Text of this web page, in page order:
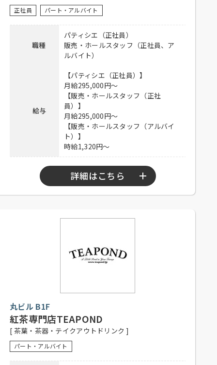
【正社員】
服貸与、交通費全額支給
【アルバイト】
社員登用有り、社保完備、食事付
き、制服貸与、交通費全額支給
電話連絡後、履歴書持参のうえ、ご
来店ください。
連絡先 03-6551-2899 担当：新城
正社員 パート・アルバイト
職種
パティシエ（正社員）
販売・ホールスタッフ（正社員、ア
ルバイト）
給与
【パティシエ（正社員）】
月給295,000円～
【販売・ホールスタッフ（正社
員）】
月給295,000円～
【販売・ホールスタッフ（アルバイ
ト）】
時給1,320円～
詳細はこちら
アルバイト）】
月～土 8：30～20：30
日祝 8：30～19：30
応募資格
シフト制
1日4時間以上、週2日以上勤務可能な
方
高校生不可、主婦歓迎、フリーター
歓迎、経験者優遇、未経験者可、土
丸ビル B1F
紅茶専門店TEAPOND
[ 茶葉・茶器・テイクアウトドリンク ]
パート・アルバイト